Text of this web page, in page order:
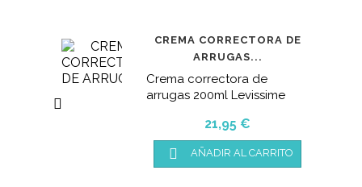

CREMA CORRECTORA DE
ARRUGAS...
Crema correctora de
arrugas 200ml Levissime
Precio
21,95 €
 AÑADIR AL CARRITO